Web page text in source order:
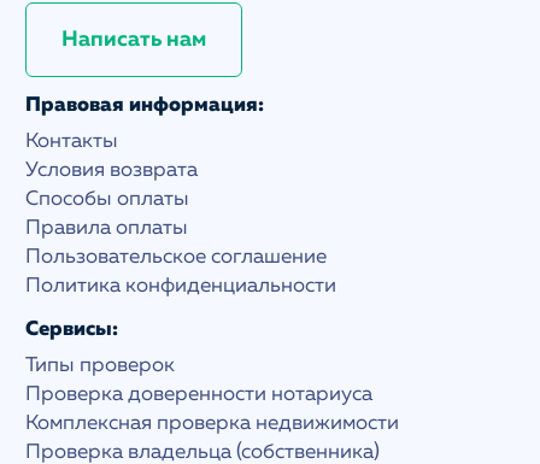
Написать нам
Правовая информация:
Контакты
Условия возврата
Способы оплаты
Правила оплаты
Пользовательское соглашение
Политика конфиденциальности
Сервисы:
Типы проверок
Проверка доверенности нотариуса
Комплексная проверка недвижимости
Проверка владельца (собственника)